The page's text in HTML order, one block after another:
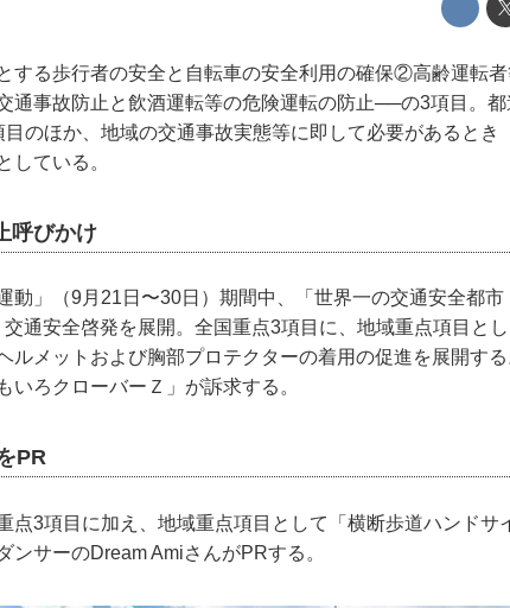
する歩行者の安全と自転車の安全利用の確保②高齢運転
事故防止と飲酒運転等の危険運転の防止──の3項目。都
のほか、地域の交通事故実態等に即して必要があるとき
している。
呼びかけ
動」（9月21日〜30日）期間中、「世界一の交通安全都市
通安全啓発を展開。全国重点3項目に、地域重点項目とし
メットおよび胸部プロテクターの着用の促進を展開する
ろクローバーＺ」が訴求する。
PR
点3項目に加え、地域重点項目として「横断歩道ハンドサ
サーのDream AmiさんがPRする。